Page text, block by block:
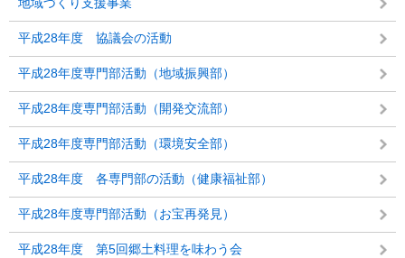
地域づくり支援事業
平成28年度 協議会の活動
平成28年度専門部活動（地域振興部）
平成28年度専門部活動（開発交流部）
平成28年度専門部活動（環境安全部）
平成28年度 各専門部の活動（健康福祉部）
平成28年度専門部活動（お宝再発見）
平成28年度 第5回郷土料理を味わう会